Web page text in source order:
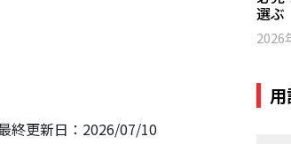
終更新日： 2026/07/10
選ぶ
2026